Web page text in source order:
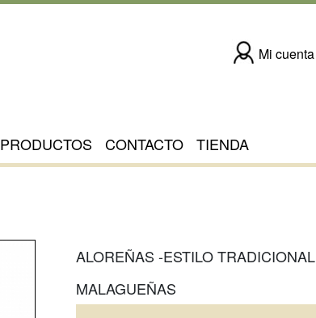
Mi cuenta
PRODUCTOS CONTACTO TIENDA
ALOREÑAS -ESTILO TRADICIONAL
MALAGUEÑAS